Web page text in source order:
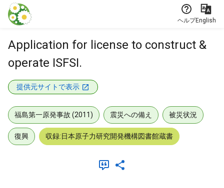
本文に飛ぶ
ヘルプEnglish
Application for license to construct &
operate ISFSI.
提供元サイトで表示
福島第一原発事故 (2011) 震災への備え 被災状況
復興 収録:日本原子力研究開発機構図書館蔵書